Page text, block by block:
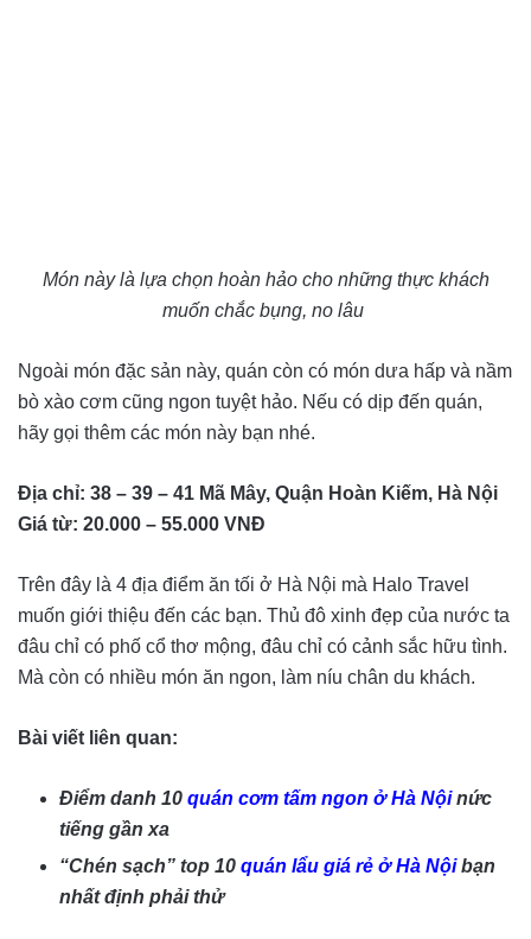
Món này là lựa chọn hoàn hảo cho những thực khách
muốn chắc bụng, no lâu
Ngoài món đặc sản này, quán còn có món dưa hấp và nầm
bò xào cơm cũng ngon tuyệt hảo. Nếu có dịp đến quán,
hãy gọi thêm các món này bạn nhé.
Địa chỉ: 38 – 39 – 41 Mã Mây, Quận Hoàn Kiếm, Hà Nội
Giá từ: 20.000 – 55.000 VNĐ
Trên đây là 4 địa điểm ăn tối ở Hà Nội mà Halo Travel
muốn giới thiệu đến các bạn. Thủ đô xinh đẹp của nước ta
đâu chỉ có phố cổ thơ mộng, đâu chỉ có cảnh sắc hữu tình.
Mà còn có nhiều món ăn ngon, làm níu chân du khách.
Bài viết liên quan:
Điểm danh 10 quán cơm tấm ngon ở Hà Nộinức
tiếng gần xa
“Chén sạch” top 10 quán lẩu giá rẻ ở Hà Nộibạn
nhất định phải thử